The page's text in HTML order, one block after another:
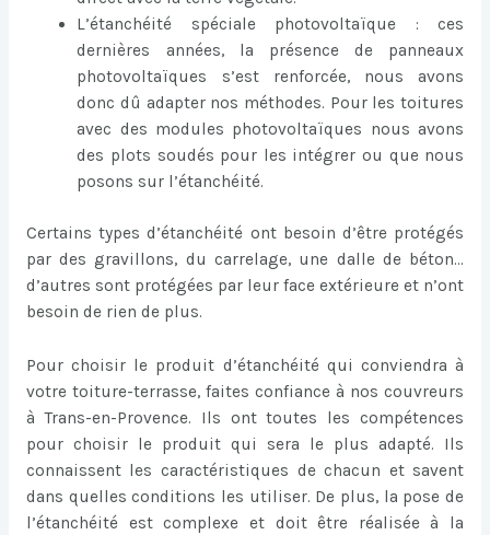
L’étanchéité spéciale photovoltaïque : ces
dernières années, la présence de panneaux
photovoltaïques s’est renforcée, nous avons
donc dû adapter nos méthodes. Pour les toitures
avec des modules photovoltaïques nous avons
des plots soudés pour les intégrer ou que nous
posons sur l’étanchéité.
Certains types d’étanchéité ont besoin d’être protégés
par des gravillons, du carrelage, une dalle de béton…
d’autres sont protégées par leur face extérieure et n’ont
besoin de rien de plus.
Pour choisir le produit d’étanchéité qui conviendra à
votre toiture-terrasse, faites confiance à nos couvreurs
à Trans-en-Provence. Ils ont toutes les compétences
pour choisir le produit qui sera le plus adapté. Ils
connaissent les caractéristiques de chacun et savent
dans quelles conditions les utiliser. De plus, la pose de
l’étanchéité est complexe et doit être réalisée à la